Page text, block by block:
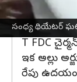
సంధ్య థియేటర్
రేపు
ఈ మొత్తం
T FDC
ఇక అల్లు
రేపు ఉదయం